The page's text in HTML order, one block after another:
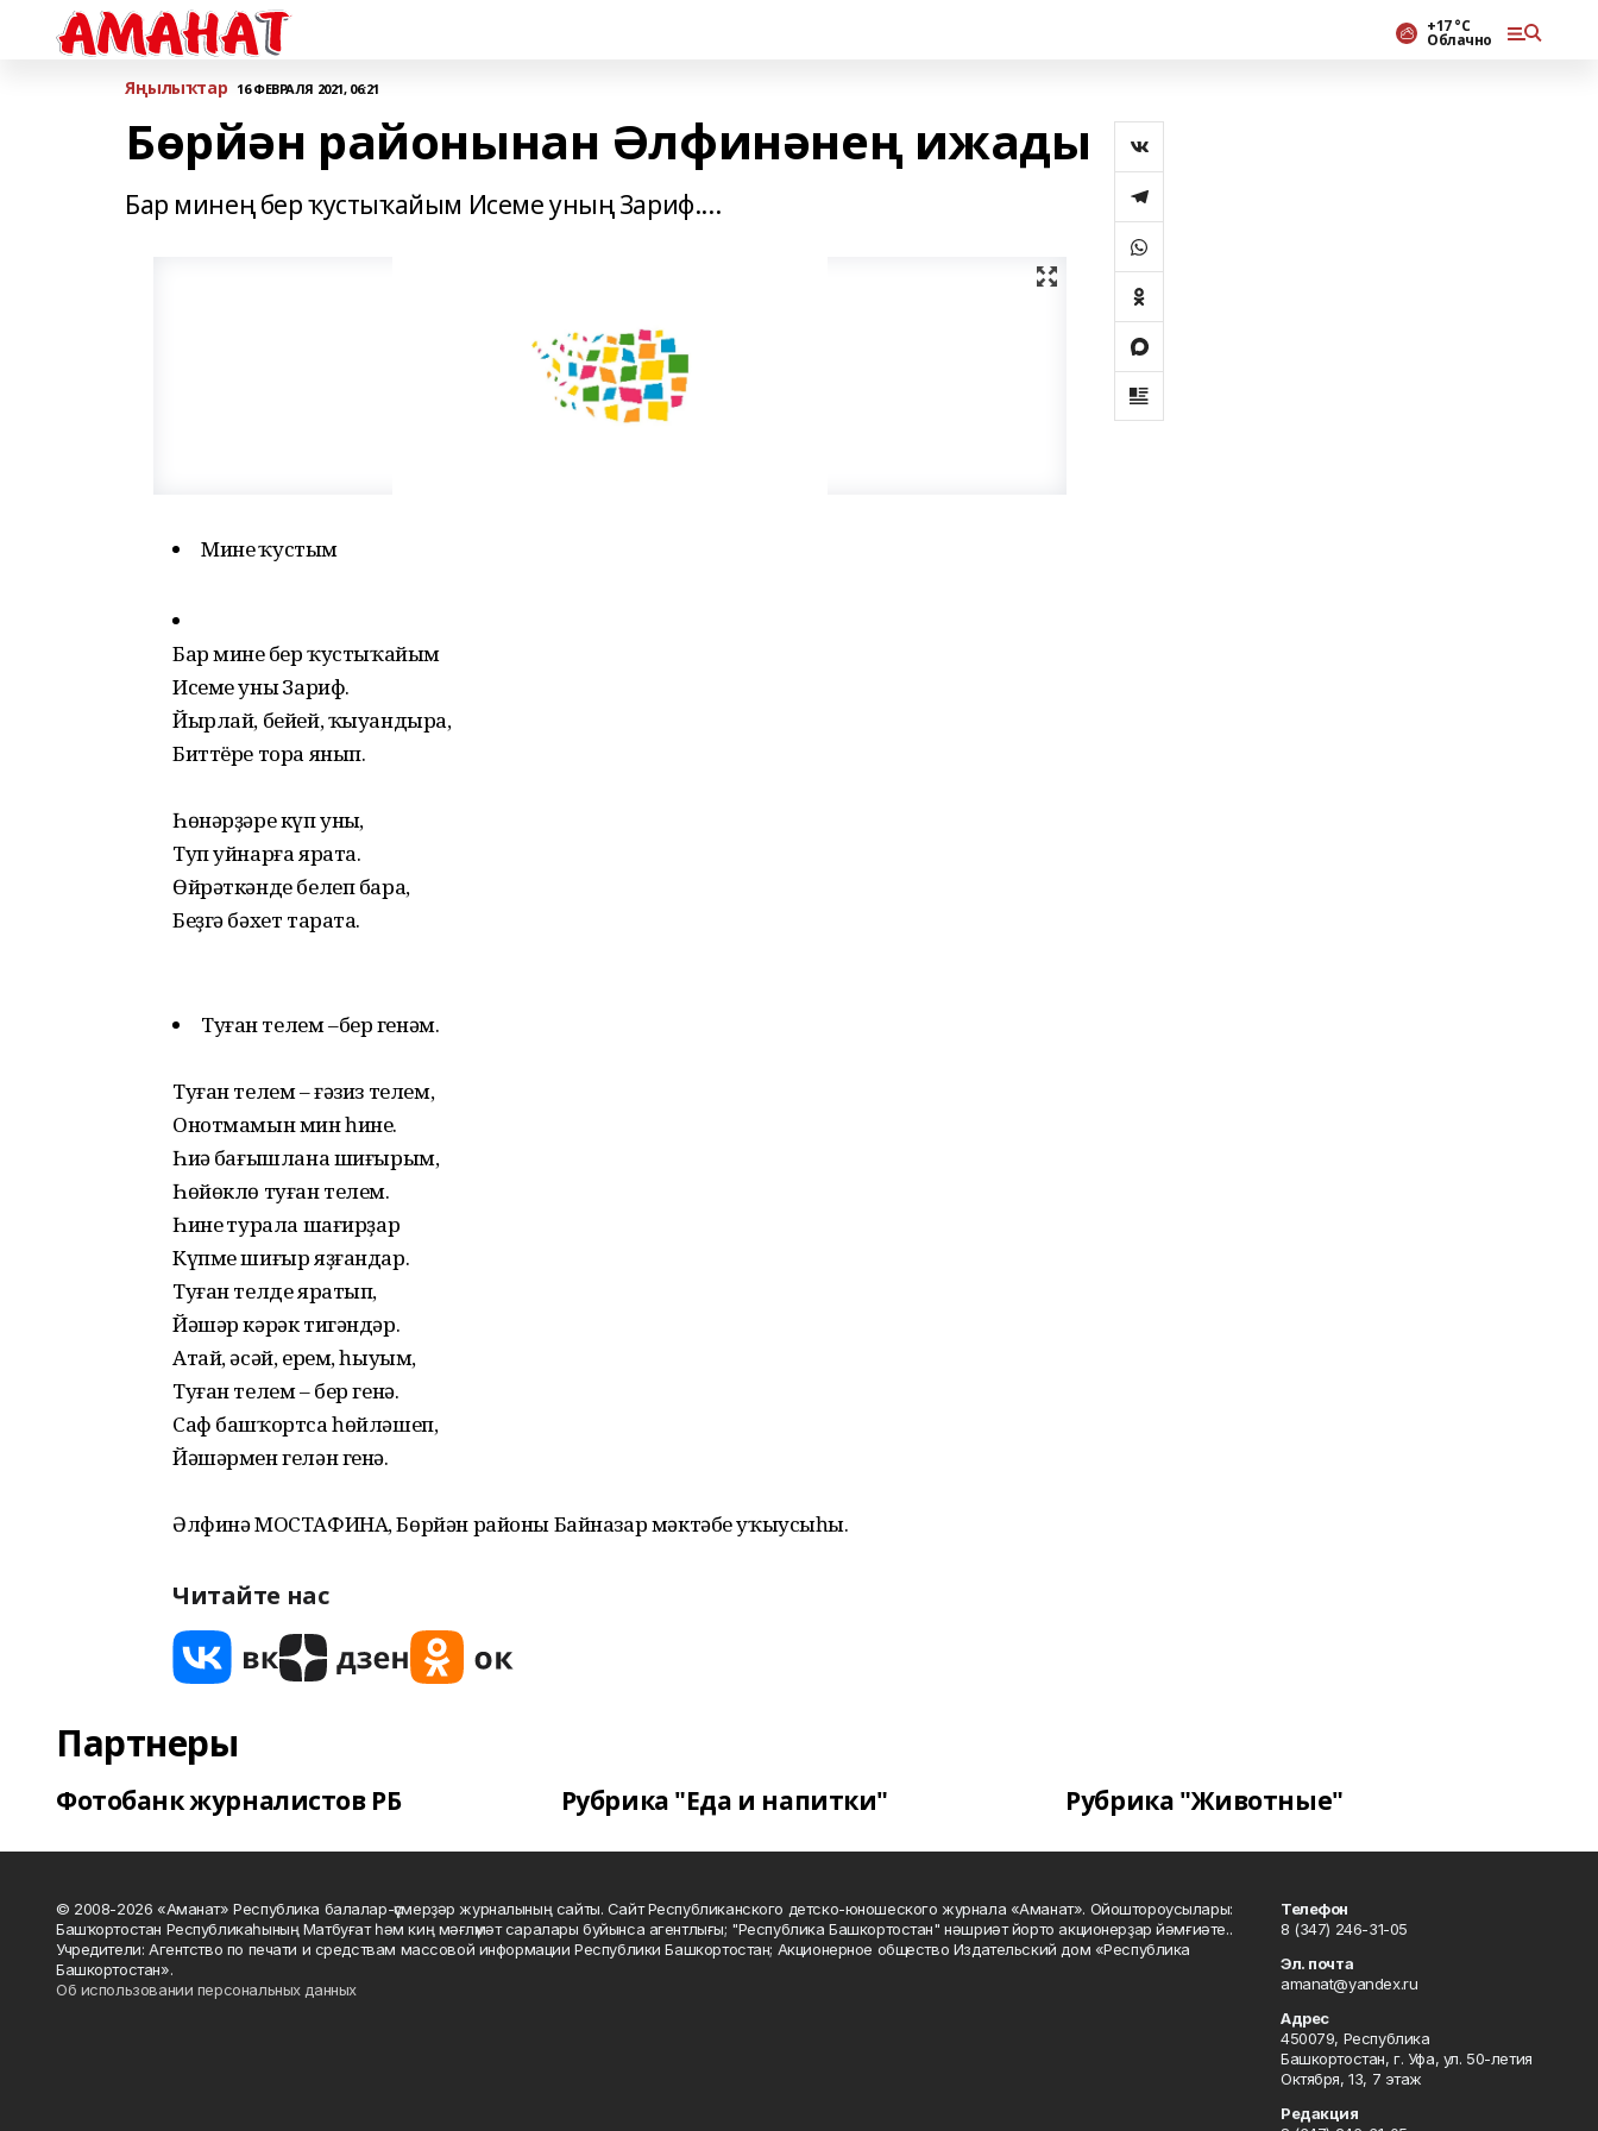
+17 °С
Облачно
Яңылыҡтар 16 ФЕВРАЛЯ 2021, 06:21
Бөрйән районынан Әлфинәнең ижады
Бар минең бер ҡустыҡайым Исеме уның Зариф....
Минең ҡустым
Бар минең бер ҡустыҡайым
Исеме уның Зариф.
Йырлай, бейей, ҡыуандыра,
Биттёре тора янып.
Һөнәрҙәре күп уның,
Туп уйнарға ярата.
Өйрәткәнде белеп бара,
Беҙгә бәхет тарата.
Туған телем –бер генәм.
Туған телем – ғәзиз телем,
Онотмамын мин һине.
Һиңә бағышлана шиғырым,
Һөйөклө туған телем.
Һинең турала шағирҙар
Күпме шиғыр яҙғандар.
Туған телде яратып,
Йәшәр кәрәк тигәндәр.
Атай, әсәй, ерем, һыуым,
Туған телем – бер генә.
Саф башҡортса һөйләшеп,
Йәшәрмен гелән генә.
Әлфинә МОСТАФИНА, Бөрйән районы Байназар мәктәбе уҡыусыһы.
Читайте нас
Партнеры
Фотобанк журналистов РБ Рубрика "Еда и напитки" Рубрика "Животные"
© 2008-2026 «Аманат» Республика балалар-үҫмерҙәр журналының сайты. Сайт Республиканского детско-юношеского журнала «Аманат». Ойоштороусылары:
Башҡортостан Республикаһының Матбуғат һәм киң мәғлүмәт саралары буйынса агентлығы; "Республика Башкортостан" нәшриәт йорто акционерҙар йәмғиәте..
Учредители: Агентство по печати и средствам массовой информации Республики Башкортостан; Акционерное общество Издательский дом «Республика
Башкортостан».
Об использовании персональных данных
Телефон
8 (347) 246-31-05
Эл. почта
amanat@yandex.ru
Адрес
450079, Республика
Башкортостан, г. Уфа, ул. 50-летия
Октября, 13, 7 этаж
Редакция